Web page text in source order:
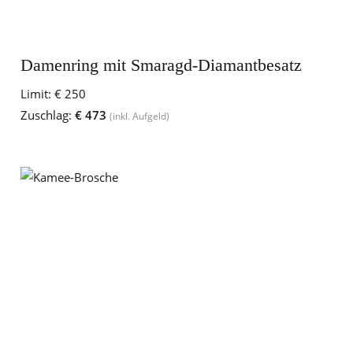
Damenring mit Smaragd-Diamantbesatz
Limit: € 250
Zuschlag: € 473 (inkl. Aufgeld)